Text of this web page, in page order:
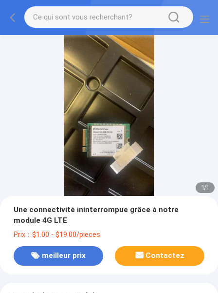
1/1
Une connectivité ininterrompue grâce à notre
module 4G LTE
Prix：$1.00 - $19.00/pieces
meilleur prix Contactez